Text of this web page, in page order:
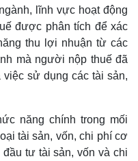
lĩnh vực hoạt động
được phân tích để xác
thu lợi nhuận từ các
mà người nộp thuế đã
sử dụng các tài sản,
năng chính trong mối
tài sản, vốn, chi phí cơ
tư tài sản, vốn và chi